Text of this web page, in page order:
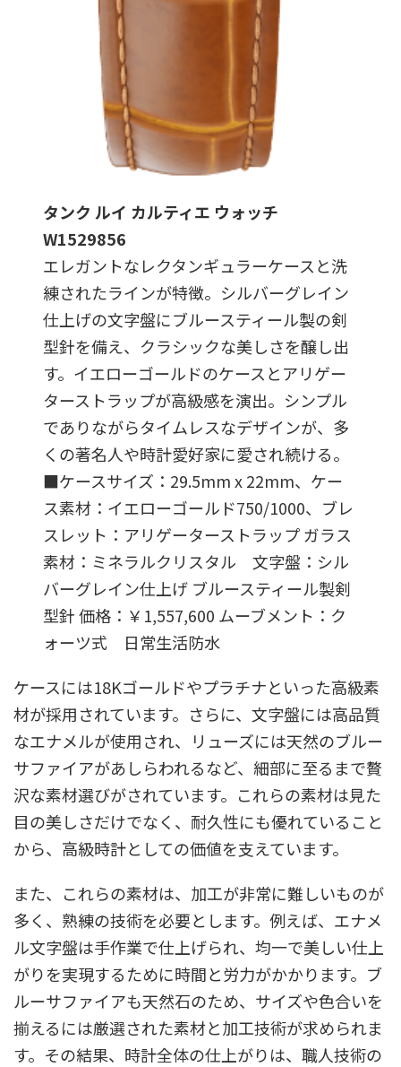
タンク ルイ カルティエ ウォッチ
W1529856
エレガントなレクタンギュラーケースと洗
練されたラインが特徴。シルバーグレイン
仕上げの文字盤にブルースティール製の剣
型針を備え、クラシックな美しさを醸し出
す。イエローゴールドのケースとアリゲー
ターストラップが高級感を演出。シンプル
でありながらタイムレスなデザインが、多
くの著名人や時計愛好家に愛され続ける。
■ケースサイズ：29.5mm x 22mm、ケー
ス素材：イエローゴールド750/1000、ブレ
スレット：アリゲーターストラップ ガラス
素材：ミネラルクリスタル 文字盤：シル
バーグレイン仕上げ ブルースティール製剣
型針 価格：￥1,557,600 ムーブメント：ク
ォーツ式 日常生活防水
ケースには18Kゴールドやプラチナといった高級素
材が採用されています。さらに、文字盤には高品質
なエナメルが使用され、リューズには天然のブルー
サファイアがあしらわれるなど、細部に至るまで贅
沢な素材選びがされています。これらの素材は見た
目の美しさだけでなく、耐久性にも優れていること
から、高級時計としての価値を支えています。
また、これらの素材は、加工が非常に難しいものが
多く、熟練の技術を必要とします。例えば、エナメ
ル文字盤は手作業で仕上げられ、均一で美しい仕上
がりを実現するために時間と労力がかかります。ブ
ルーサファイアも天然石のため、サイズや色合いを
揃えるには厳選された素材と加工技術が求められま
す。その結果、時計全体の仕上がりは、職人技術の